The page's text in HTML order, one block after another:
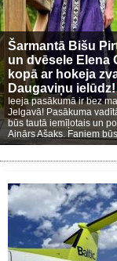
Šarmantā Bišu
un dvēsele Elena
kopā ar hokeja
Daugaviņu
Ieeja pasākumā ir bez
Jelgavā! Pasākuma
būs tautā iemīļotais un
Ainārs Ašaks. Faniem